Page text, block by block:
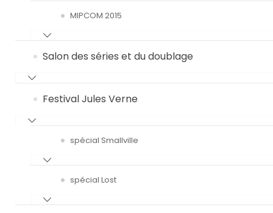
MIPCOM 2015
Salon des séries et du doublage
Festival Jules Verne
spécial Smallville
spécial Lost